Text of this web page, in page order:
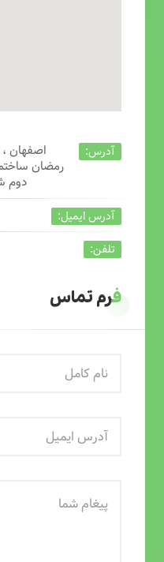
آدرس:
اصفهان
رمضان
دوم
آدرس ایمیل:
تلفن:
فرم تماس